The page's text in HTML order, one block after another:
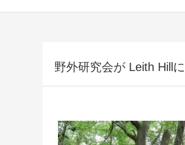
野外研究会が Leith Hill